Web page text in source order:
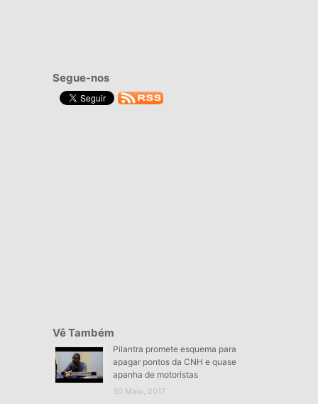
Segue-nos
Vê Também
Pilantra promete esquema para
apagar pontos da CNH e quase
apanha de motoristas
30 Maio, 2017